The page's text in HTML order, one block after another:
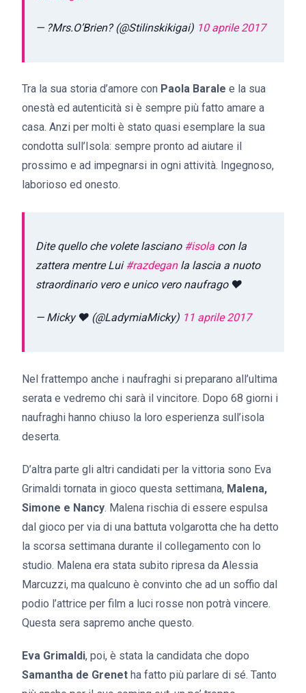
— ?Mrs.O’Brien? (@Stilinskikigai) 10 aprile 2017
Tra la sua storia d’amore con Paola Barale e la sua
onestà ed autenticità si è sempre più fatto amare a
casa. Anzi per molti è stato quasi esemplare la sua
condotta sull’Isola: sempre pronto ad aiutare il
prossimo e ad impegnarsi in ogni attività. Ingegnoso,
laborioso ed onesto.
Dite quello che volete lasciano #isola con la
zattera mentre Lui#razdeganla lascia a nuoto
straordinario vero e unico vero naufrago ❤️
— Micky ♥ (@LadymiaMicky) 11 aprile 2017
Nel frattempo anche i naufraghi si preparano all’ultima
serata e vedremo chi sarà il vincitore. Dopo 68 giorni i
naufraghi hanno chiuso la loro esperienza sull’isola
deserta.
D’altra parte gli altri candidati per la vittoria sono Eva
Grimaldi tornata in gioco questa settimana, Malena,
Simone e Nancy. Malena rischia di essere espulsa
dal gioco per via di una battuta volgarotta che ha detto
la scorsa settimana durante il collegamento con lo
studio. Malena era stata subito ripresa da Alessia
Marcuzzi, ma qualcuno è convinto che ad un soffio dal
podio l’attrice per film a luci rosse non potrà vincere.
Questa sera sapremo anche questo.
Eva Grimaldi, poi, è stata la candidata che dopo
Samantha de Grenet ha fatto più parlare di sé. Tanto